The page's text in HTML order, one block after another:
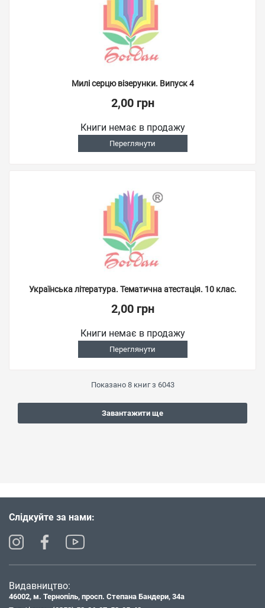
Милі серцю візерунки. Випуск 4
2,00 грн
Книги немає в продажу
Переглянути
Українська література. Тематична атестація. 10 клас.
2,00 грн
Книги немає в продажу
Переглянути
Показано 8книг з 6043
Завантажити ще
Слідкуйте за нами:
Видавництво:
46002, м. Тернопіль, просп. Степана Бандери, 34а